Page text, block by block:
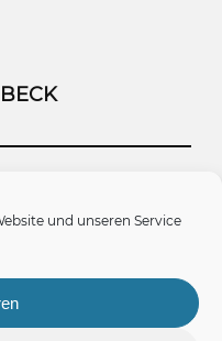
und unseren Service